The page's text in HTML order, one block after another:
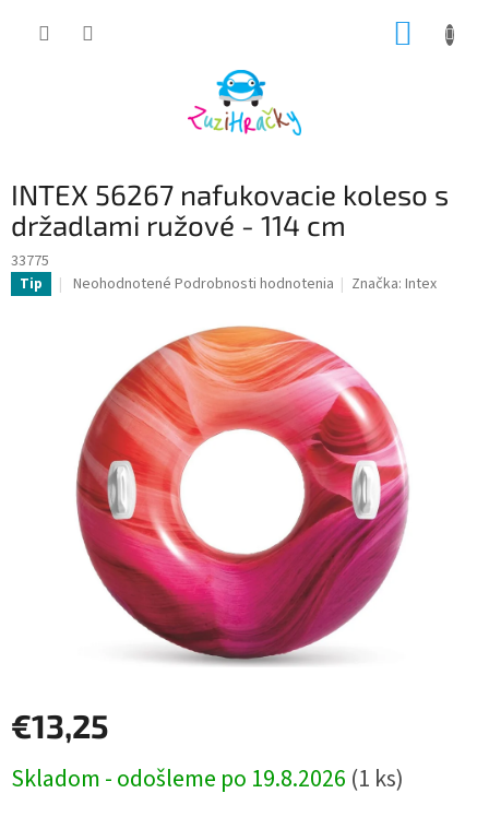
INTEX 56267 nafukovacie koleso s
držadlami ružové - 114 cm
33775
Tip
Priemerné
hviezdičiek.
Neohodnotené Podrobnosti hodnotenia Značka:Intex
€13,25
cena:
Skladom - odošleme po 19.8.2026 (1 ks)